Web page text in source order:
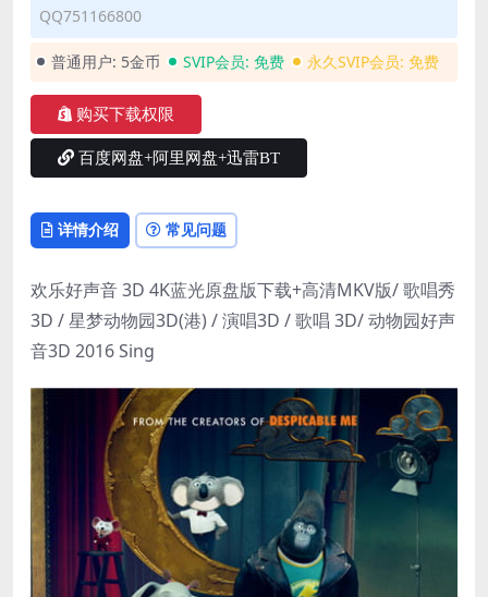
QQ751166800
普通用户: 5金币 SVIP会员: 免费 永久SVIP会员: 免费
购买下载权限
百度网盘+阿里网盘+迅雷BT
详情介绍 常见问题
欢乐好声音 3D 4K蓝光原盘版下载+高清MKV版/ 歌唱秀
3D / 星梦动物园3D(港) / 演唱3D / 歌唱 3D/ 动物园好声
音3D 2016 Sing